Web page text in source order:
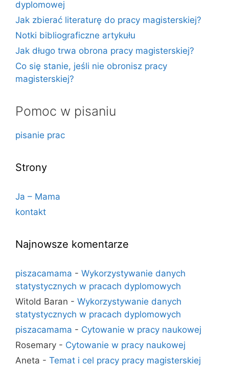
dyplomowej
Jak zbierać literaturę do pracy magisterskiej?
Notki bibliograficzne artykułu
Jak długo trwa obrona pracy magisterskiej?
Co się stanie, jeśli nie obronisz pracy
magisterskiej?
Pomoc w pisaniu
pisanie prac
Strony
Ja – Mama
kontakt
Najnowsze komentarze
piszacamama - Wykorzystywanie danych
statystycznych w pracach dyplomowych
Witold Baran - Wykorzystywanie danych
statystycznych w pracach dyplomowych
piszacamama - Cytowanie w pracy naukowej
Rosemary - Cytowanie w pracy naukowej
Aneta - Temat i cel pracy pracy magisterskiej